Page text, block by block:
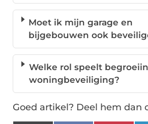
Moet ik mijn garage en
bijgebouwen ook
Welke rol speelt
woningbeveiliging?
Goed artikel? Deel hem dan